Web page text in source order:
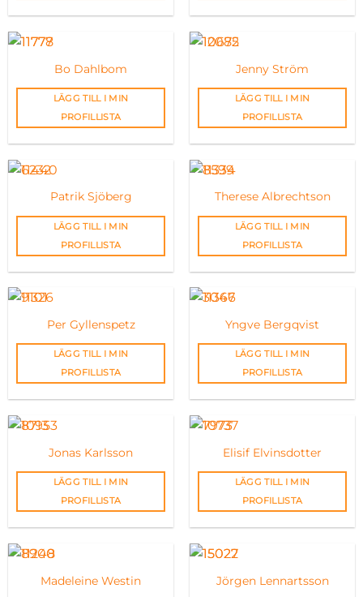
Bo Dahlbom
LÄGG TILL I MIN
PROFILLISTA
Jenny Ström
LÄGG TILL I MIN
PROFILLISTA
Patrik Sjöberg
LÄGG TILL I MIN
PROFILLISTA
Therese Albrechtson
LÄGG TILL I MIN
PROFILLISTA
Per Gyllenspetz
LÄGG TILL I MIN
PROFILLISTA
Yngve Bergqvist
LÄGG TILL I MIN
PROFILLISTA
Jonas Karlsson
LÄGG TILL I MIN
PROFILLISTA
Elisif Elvinsdotter
LÄGG TILL I MIN
PROFILLISTA
Madeleine Westin Jörgen Lennartsson